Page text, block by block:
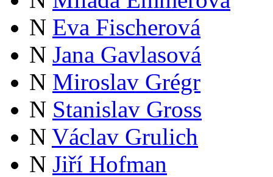
N Eva Fischerová
N Jana Gavlasová
N Miroslav Grégr
N Stanislav Gross
N Václav Grulich
N Jiří Hofman